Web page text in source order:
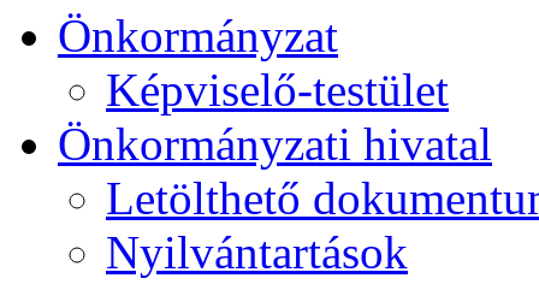
Önkormányzat
Képviselő-testület
Önkormányzati hivatal
Letölthető
Nyilvántartások